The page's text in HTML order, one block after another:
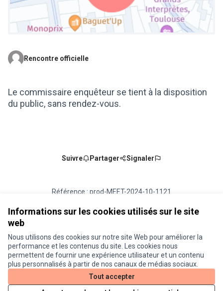
Informations sur les cookies utilisés sur le site
web
Nous utilisons des cookies sur notre site Web pour améliorer la
performance et les contenus du site. Les cookies nous
permettent de fournir une expérience utilisateur et un contenu
plus personnalisés à partir de nos canaux de médias sociaux.
Tout accepter
(Lien externe)
Rencontre officielle
Le commissaire enquêteur se tient à la disposition
du public, sans rendez-vous.
Suivre Partager Signaler
Référence : prod-MEET-2024-10-1121
Ajouter au calendrier
Conditions d'utilisation
Paramètres des cookies
Je participe ! sur X
(Lien externe)
Je participe ! sur Facebook
Je participe ! sur Instagram